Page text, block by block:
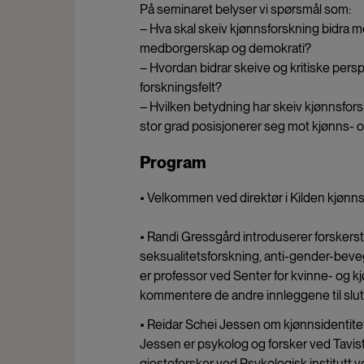
På seminaret belyser vi spørsmål som:
– Hva skal skeiv kjønnsforskning bidra
medborgerskap og demokrati?
– Hvordan bidrar skeive og kritiske
forskningsfelt?
– Hvilken betydning har skeiv
stor grad posisjonerer seg mot kjønns-
Program
• Velkommen ved direktør i Kilden
• Randi Gressgård introduserer
seksualitetsforskning, anti-gender-
er professor ved Senter for kvinne- og
kommentere de andre innleggene til
• Reidar Schei Jessen om
Jessen er psykolog og forsker ved